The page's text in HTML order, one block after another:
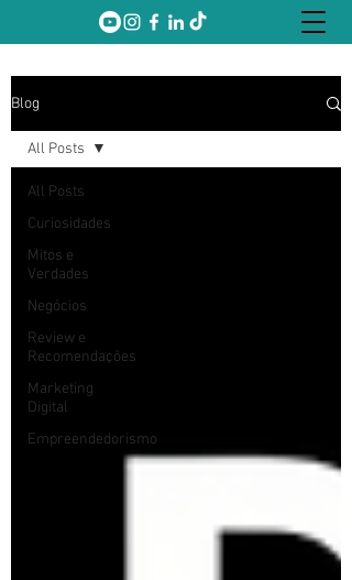
Blog
All Posts
Curiosidades
Mitos e
Verdades
Negócios
Review e
Recomendações
Marketing
Digital
Empreendedorismo
All Posts